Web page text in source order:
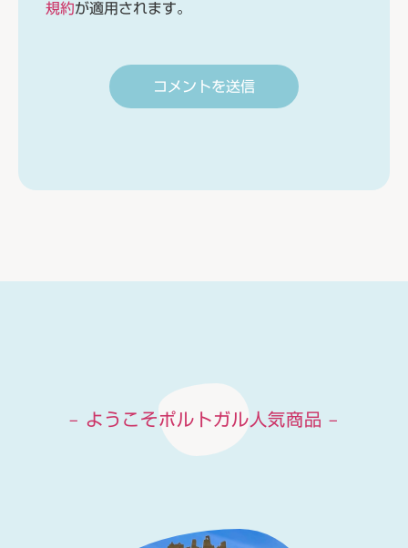
規約が適用されます。
– ようこそポルトガル人気商品 –